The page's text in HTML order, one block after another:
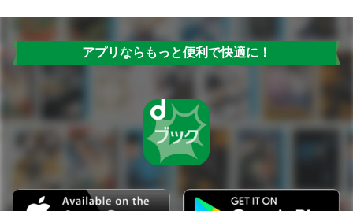
アプリならもっと便利で快適に！